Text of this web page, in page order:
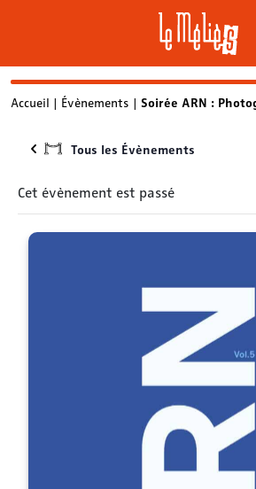
Skip
content
Accueil | Évènements | Soirée ARN :
Tous les Évènements
Cet évènement est passé